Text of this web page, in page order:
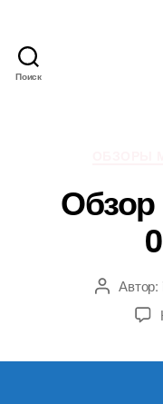
Поиск
Автор
записи
Автор: